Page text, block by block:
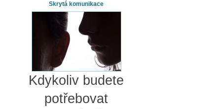
Skrytá komunikace
Kdykoliv budete
potřebovat